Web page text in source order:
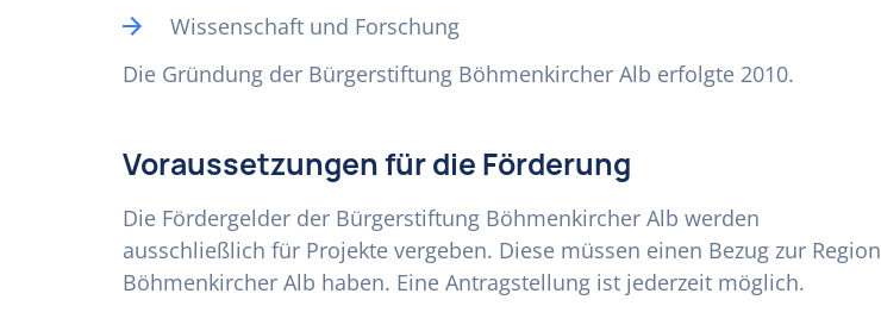
Wissenschaft und Forschung
Die Gründung der Bürgerstiftung Böhmenkircher Alb erfolgte 2010.
Voraussetzungen für die Förderung
Die Fördergelder der Bürgerstiftung Böhmenkircher Alb werden
ausschließlich für Projekte vergeben. Diese müssen einen Bezug zur Region
Böhmenkircher Alb haben. Eine Antragstellung ist jederzeit möglich.